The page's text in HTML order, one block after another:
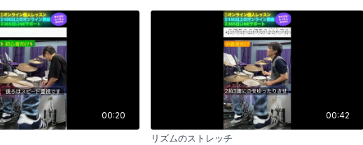
00:20 00:42
リズムのストレッチ